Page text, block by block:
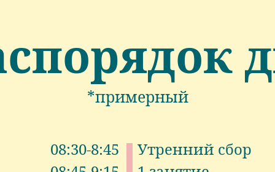
*примерный
08:30-8:45
Утренний сбор